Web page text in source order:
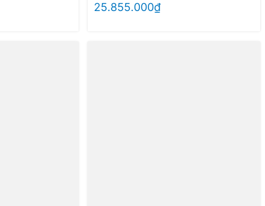
25.855.000₫